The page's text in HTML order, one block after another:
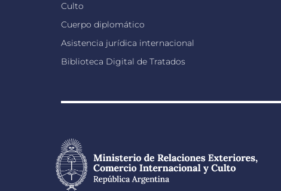
Culto
Cuerpo diplomático
Asistencia jurídica internacional
Biblioteca Digital de Tratados